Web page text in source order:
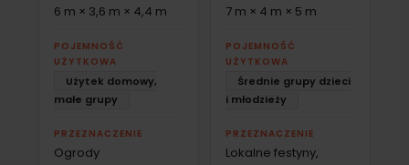
6 m × 3,6 m × 4,4 m
POJEMNOŚĆ
UŻYTKOWA
Użytek domowy,
małe grupy
PRZEZNACZENIE
Ogrody
7 m × 4 m × 5 m
POJEMNOŚĆ
UŻYTKOWA
Średnie grupy dzieci
i młodzieży
PRZEZNACZENIE
Lokalne festyny,